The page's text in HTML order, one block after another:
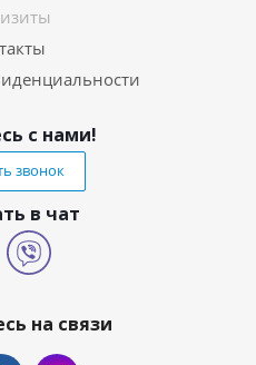
с нами!
звонок
в чат
на связи